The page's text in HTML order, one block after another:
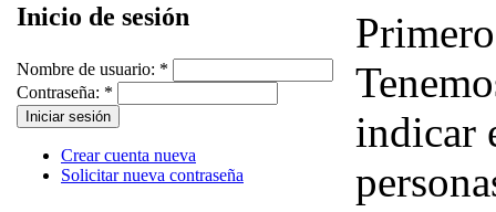
Inicio de sesión
Nombre de usuario: *
Contraseña: *
Crear cuenta nueva
Solicitar nueva contraseña
indicar